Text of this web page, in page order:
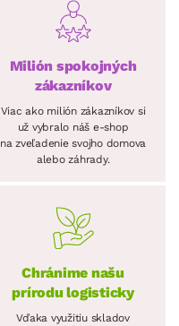
Milión spokojných
zákazníkov
Viac ako milión zákazníkov si
už vybralo náš e-shop
na zveľadenie svojho domova
alebo záhrady.
Chránime našu
prírodu logisticky
Vďaka využitiu skladov